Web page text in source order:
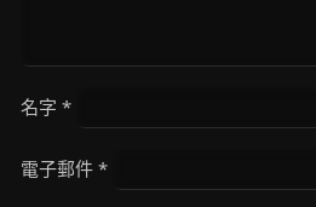
名字 *
電子郵件 *